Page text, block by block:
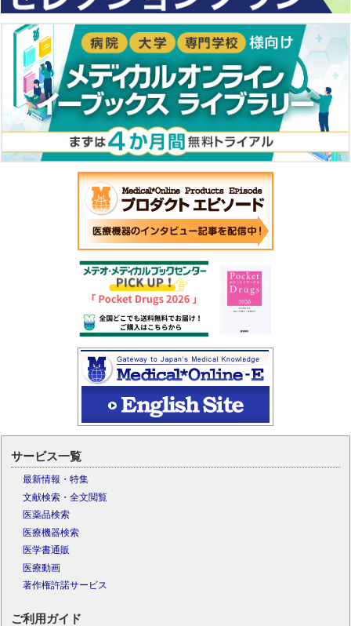
サービス一覧
最新情報・特集
文献検索・全文閲覧
医薬品検索
医療機器検索
医学書通販
医療動画
著作権許諾サービス
ご利用ガイド